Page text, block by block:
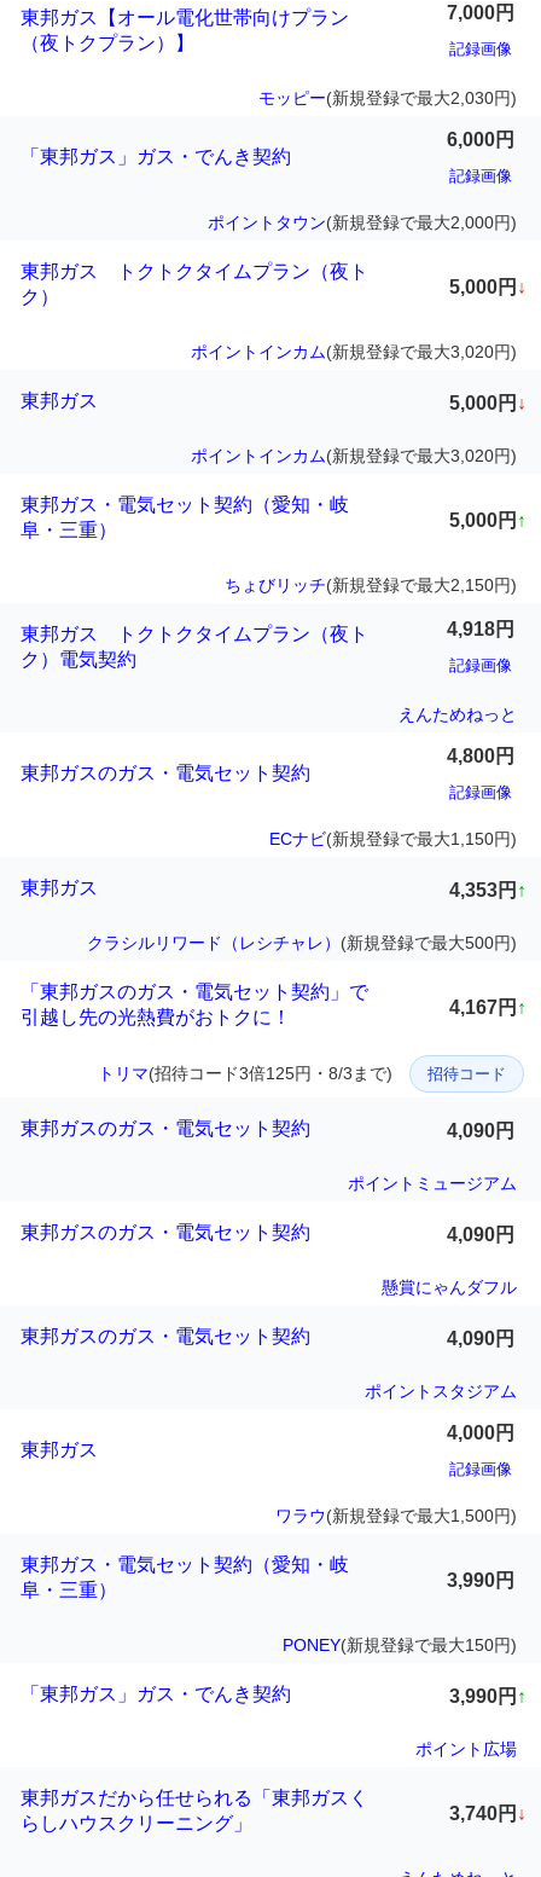
東邦ガス【オール電化世帯向けプラン
（夜トクプラン）】
7,000円
記録画像
モッピー(新規登録で最大2,030円)
「東邦ガス」ガス・でんき契約
6,000円
記録画像
ポイントタウン(新規登録で最大2,000円)
東邦ガス トクトクタイムプラン（夜ト
ク）
5,000円 ↓
ポイントインカム(新規登録で最大3,020円)
東邦ガス 5,000円 ↓
ポイントインカム(新規登録で最大3,020円)
東邦ガス・電気セット契約（愛知・岐
阜・三重）
5,000円 ↑
ちょびリッチ(新規登録で最大2,150円)
東邦ガス トクトクタイムプラン（夜ト
ク）電気契約
4,918円
記録画像
えんためねっと
東邦ガスのガス・電気セット契約
4,800円
記録画像
ECナビ(新規登録で最大1,150円)
東邦ガス 4,353円 ↑
クラシルリワード（レシチャレ） (新規登録で最大500円)
「東邦ガスのガス・電気セット契約」で
引越し先の光熱費がおトクに！
4,167円 ↑
トリマ(招待コード3倍125円・8/3まで) 招待コード
東邦ガスのガス・電気セット契約 4,090円
ポイントミュージアム
東邦ガスのガス・電気セット契約 4,090円
懸賞にゃんダフル
東邦ガスのガス・電気セット契約 4,090円
ポイントスタジアム
東邦ガス
4,000円
記録画像
ワラウ(新規登録で最大1,500円)
東邦ガス・電気セット契約（愛知・岐
阜・三重）
3,990円
PONEY(新規登録で最大150円)
「東邦ガス」ガス・でんき契約 3,990円 ↑
ポイント広場
東邦ガスだから任せられる「東邦ガスく
らしハウスクリーニング」
3,740円 ↓